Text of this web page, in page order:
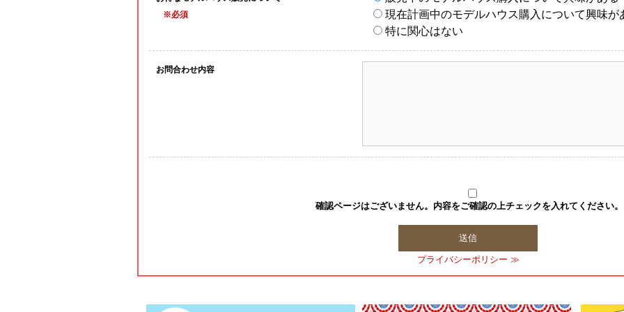
※必須
現在計画中のモデルハウス購入について興味が
特に関心はない
お問合わせ内容
確認ページはございません。内容をご確認の上チェックを入れてください。
プライバシーポリシー ≫